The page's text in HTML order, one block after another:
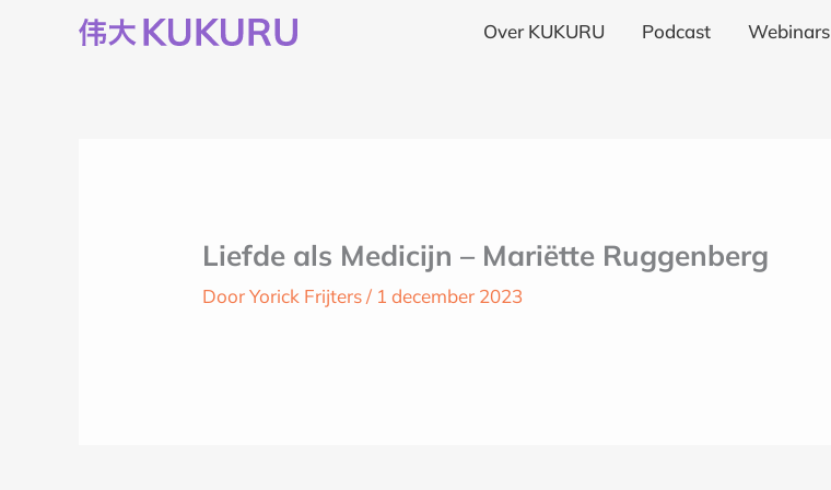
Over KUKURU Podcast Webinars
Liefde als Medicijn – Mariëtte Ruggenberg
DoorYorick Frijters/ 1 december 2023